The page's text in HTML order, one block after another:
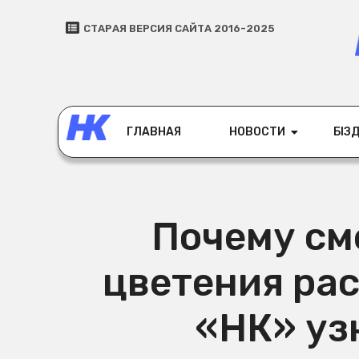
СТАРАЯ ВЕРСИЯ САЙТА 2016-2025
ГЛАВНАЯ НОВОСТИ
Почему
цветения
«НК»